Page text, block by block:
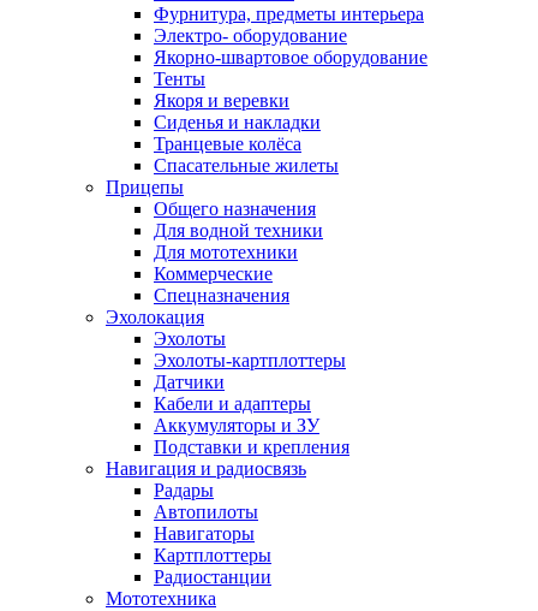
Фурнитура, предметы интерьера
Электро- оборудование
Якорно-швартовое оборудование
Тенты
Якоря и веревки
Сиденья и накладки
Транцевые колёса
Спасательные жилеты
Прицепы
Общего назначения
Для водной техники
Для мототехники
Коммерческие
Спецназначения
Эхолокация
Эхолоты
Эхолоты-картплоттеры
Датчики
Кабели и адаптеры
Аккумуляторы и ЗУ
Подставки и крепления
Навигация и радиосвязь
Радары
Автопилоты
Навигаторы
Картплоттеры
Радиостанции
Мототехника